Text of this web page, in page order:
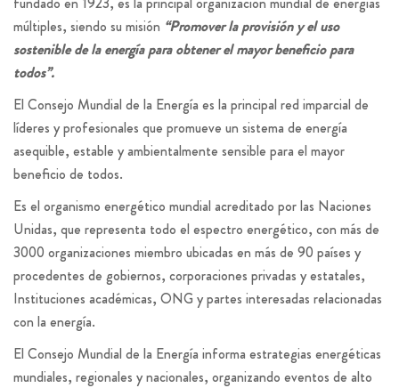
múltiples, siendo su misión “Promover la provisión y el uso
sostenible de la energía para obtener el mayor beneficio para
todos”.
El Consejo Mundial de la Energía es la principal red imparcial de
líderes y profesionales que promueve un sistema de energía
asequible, estable y ambientalmente sensible para el mayor
beneficio de todos.
Es el organismo energético mundial acreditado por las Naciones
Unidas, que representa todo el espectro energético, con más de
3000 organizaciones miembro ubicadas en más de 90 países y
procedentes de gobiernos, corporaciones privadas y estatales,
Instituciones académicas, ONG y partes interesadas relacionadas
con la energía.
El Consejo Mundial de la Energía informa estrategias energéticas
mundiales, regionales y nacionales, organizando eventos de alto